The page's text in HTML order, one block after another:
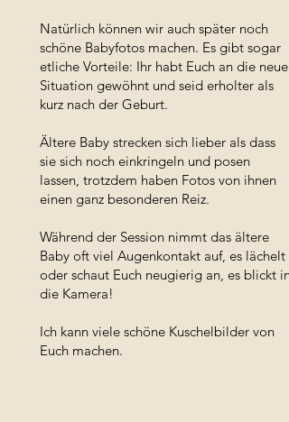
Natürlich können wir auch später noch
schöne Babyfotos machen. Es gibt sogar
etliche Vorteile: Ihr habt Euch an die neue
Situation gewöhnt und seid erholter als
kurz nach der Geburt.
Ältere Baby strecken sich lieber als dass
sie sich noch einkringeln und posen
lassen, trotzdem haben Fotos von ihnen
einen ganz besonderen Reiz.
Während der Session nimmt das ältere
Baby oft viel Augenkontakt auf, es lächelt
oder schaut Euch neugierig an, es blickt in
die Kamera!
Ich kann viele schöne Kuschelbilder von
Euch machen.​​​